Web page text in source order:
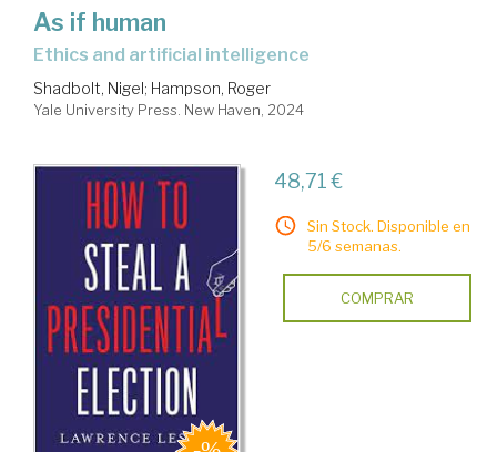
As if human
ethics and artificial intelligence
Shadbolt, Nigel; Hampson, Roger
Yale University Press. New Haven, 2024
48,71 €
Sin Stock. Disponible en
5/6 semanas.
COMPRAR